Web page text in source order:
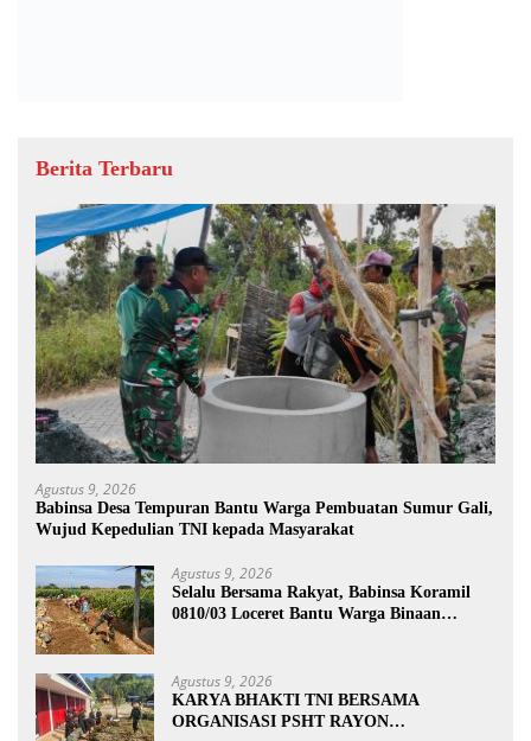
Berita Terbaru
Agustus 9, 2026
Babinsa Desa Tempuran Bantu Warga Pembuatan Sumur Gali,
Wujud Kepedulian TNI kepada Masyarakat
Agustus 9, 2026
Selalu Bersama Rakyat, Babinsa Koramil
0810/03 Loceret Bantu Warga Binaan
Agustus 9, 2026
KARYA BHAKTI TNI BERSAMA
ORGANISASI PSHT RAYON